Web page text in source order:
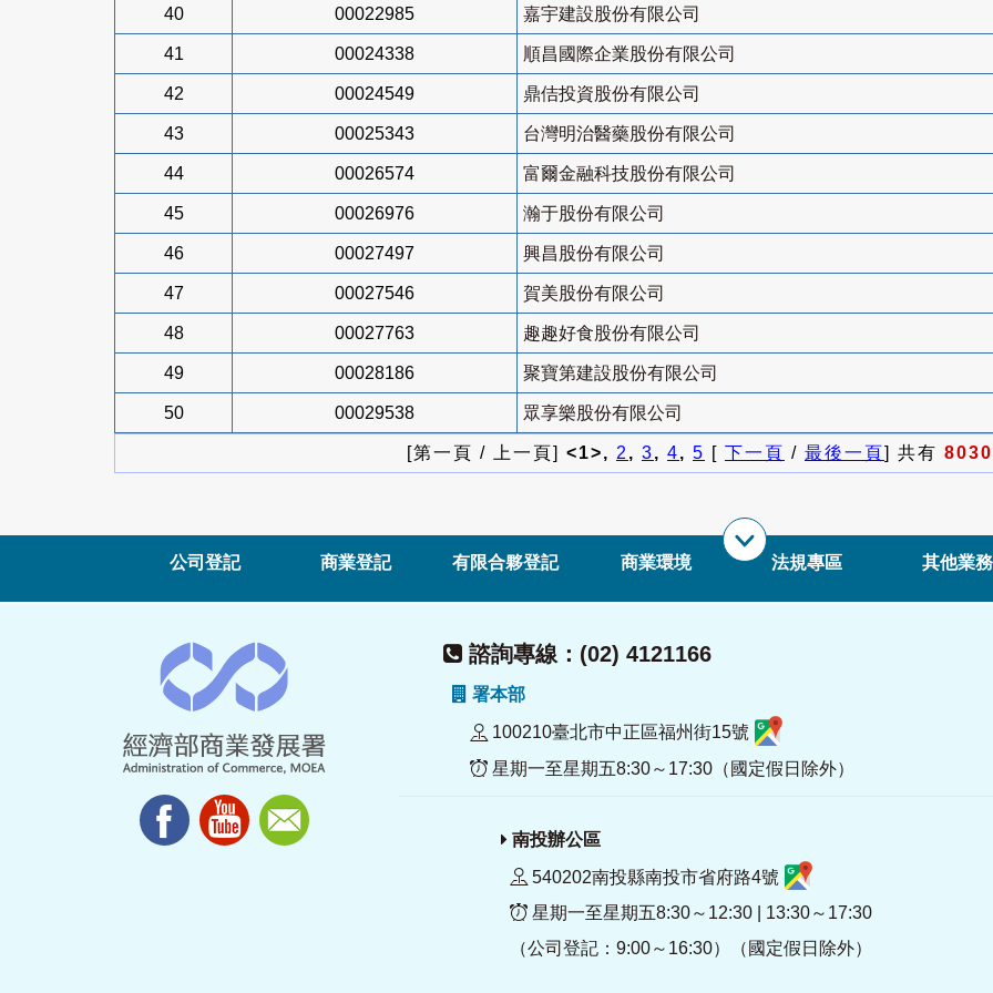
40 00022985 嘉宇建設股份有限公司
41 00024338 順昌國際企業股份有限公司
42 00024549 鼎佶投資股份有限公司
43 00025343 台灣明治醫藥股份有限公司
44 00026574 富爾金融科技股份有限公司
45 00026976 瀚于股份有限公司
46 00027497 興昌股份有限公司
47 00027546 賀美股份有限公司
48 00027763 趣趣好食股份有限公司
49 00028186 聚寶第建設股份有限公司
50 00029538 眾享樂股份有限公司
[第一頁 / 上一頁] <1>, 2, 3, 4, 5 [ 下一頁 / 最後一頁] 共有 8030
公司登記 商業登記 有限合夥登記 商業環境 法規專區 其他業務
諮詢專線：(02) 4121166
署本部
100210臺北市中正區福州街15號
星期一至星期五8:30～17:30（國定假日除外）
南投辦公區
540202南投縣南投市省府路4號
星期一至星期五8:30～12:30 | 13:30～17:30
（公司登記：9:00～16:30）（國定假日除外）